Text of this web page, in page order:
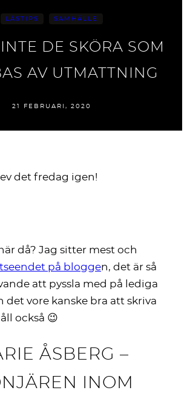
LÄSTIPS SAMHÄLLE
DE SKÖRA SOM
AV UTMATTNING
21 FEBRUARI, 2020
det fredag igen!
då? Jag sitter mest och
på bloggen, det är så
att pyssla med på lediga
det vore kanske bra att skriva
också 😉
ÅSBERG –
INOM